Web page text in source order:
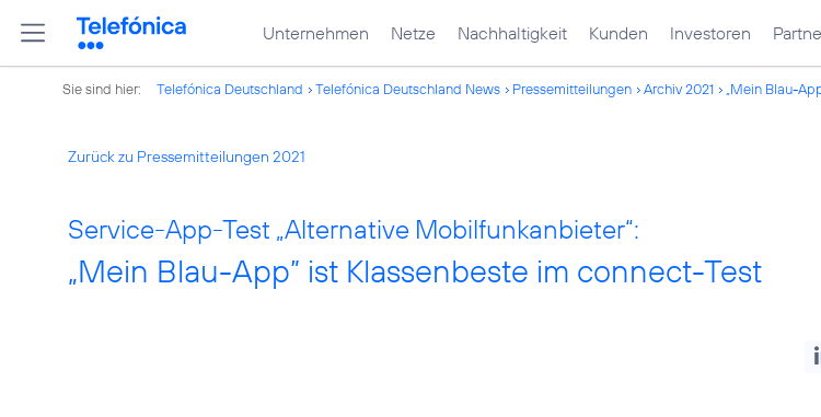
Unternehmen Netze Nachhaltigkeit Kunden Investoren
Sie sind hier: Telefónica Deutschland Telefónica Deutschland News Pressemitteilungen Archiv 2021 „Mein Blau-
Zurück zu Pressemitteilungen 2021
Service-App-Test „Alternative Mobilfunkanbieter“:
„Mein Blau-App” ist Klassenbeste im connect-Test